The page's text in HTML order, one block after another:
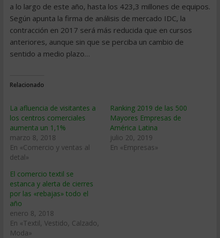
a lo largo de este año, hasta los 423,3 millones de equipos.
Según apunta la firma de análisis de mercado IDC, la
contracción en 2017 será más reducida que en cursos
anteriores, aunque sin que se perciba un cambio de
sentido a medio plazo…
Relacionado
La afluencia de visitantes a
los centros comerciales
aumenta un 1,1%
marzo 8, 2018
En «Comercio y ventas al
detal»
Ranking 2019 de las 500
Mayores Empresas de
América Latina
julio 20, 2019
En «Empresas»
El comercio textil se
estanca y alerta de cierres
por las «rebajas» todo el
año
enero 8, 2018
En «Textil, Vestido, Calzado,
Moda»